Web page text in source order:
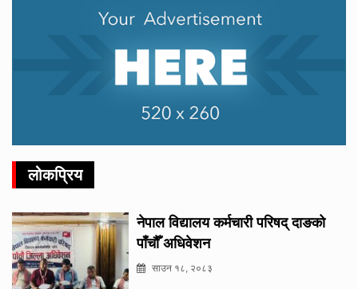
लोकप्रिय
नेपाल विद्यालय कर्मचारी परिषद् दाङको
पाँचौँ अधिवेशन
साउन १८, २०८३